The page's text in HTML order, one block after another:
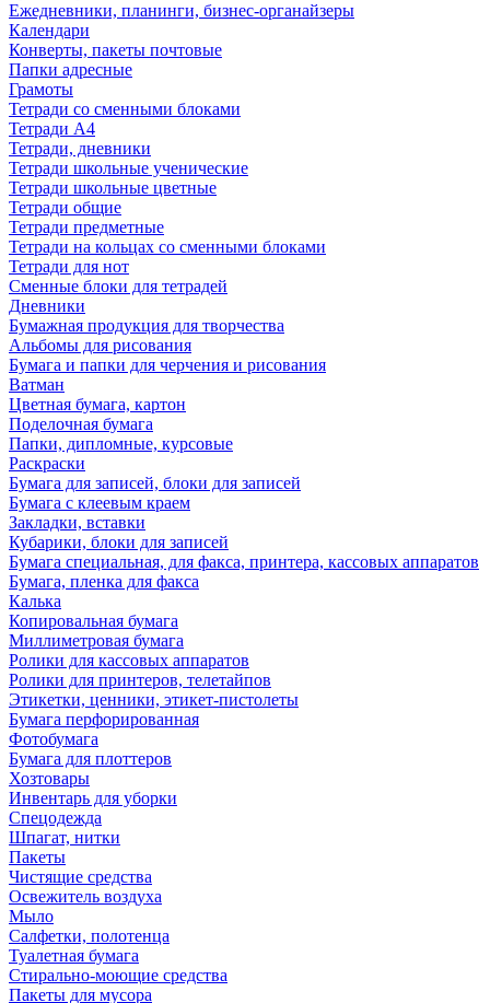
Ежедневники, планинги, бизнес-органайзеры
Календари
Конверты, пакеты почтовые
Папки адресные
Грамоты
Тетради со сменными блоками
Тетради А4
Тетради, дневники
Тетради школьные ученические
Тетради школьные цветные
Тетради общие
Тетради предметные
Тетради на кольцах со сменными блоками
Тетради для нот
Сменные блоки для тетрадей
Дневники
Бумажная продукция для творчества
Альбомы для рисования
Бумага и папки для черчения и рисования
Ватман
Цветная бумага, картон
Поделочная бумага
Папки, дипломные, курсовые
Раскраски
Бумага для записей, блоки для записей
Бумага с клеевым краем
Закладки, вставки
Кубарики, блоки для записей
Бумага специальная, для факса, принтера, кассовых аппаратов
Бумага, пленка для факса
Калька
Копировальная бумага
Миллиметровая бумага
Ролики для кассовых аппаратов
Ролики для принтеров, телетайпов
Этикетки, ценники, этикет-пистолеты
Бумага перфорированная
Фотобумага
Бумага для плоттеров
Хозтовары
Инвентарь для уборки
Спецодежда
Шпагат, нитки
Пакеты
Чистящие средства
Освежитель воздуха
Мыло
Салфетки, полотенца
Туалетная бумага
Стирально-моющие средства
Пакеты для мусора